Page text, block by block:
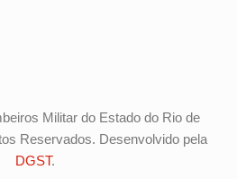
Militar do Estado do Rio de
Reservados. Desenvolvido pela
DGST.